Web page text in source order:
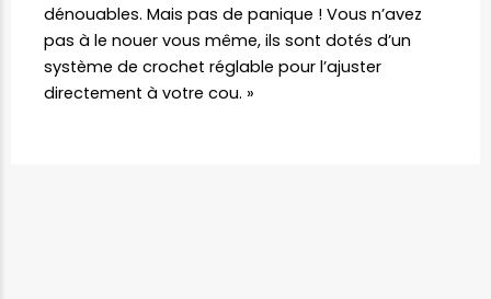
dénouables. Mais pas de panique ! Vous n’avez
pas à le nouer vous même, ils sont dotés d’un
système de crochet réglable pour l’ajuster
directement à votre cou. »